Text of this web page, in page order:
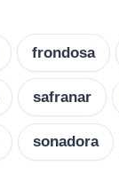
frondosa
safranar
sonadora